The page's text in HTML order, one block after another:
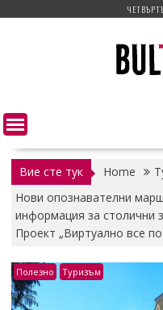
Вие сте тук Home
Нови опознавателни
информация за столични
Проект „Виртуално все
Полезно Туризъм